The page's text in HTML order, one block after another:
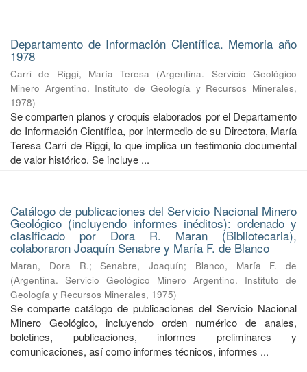
Departamento de Información Científica. Memoria año
1978
Carri de Riggi, María Teresa (Argentina. Servicio Geológico
Minero Argentino. Instituto de Geología y Recursos Minerales,
1978)
Se comparten planos y croquis elaborados por el Departamento
de Información Científica, por intermedio de su Directora, María
Teresa Carri de Riggi, lo que implica un testimonio documental
de valor histórico. Se incluye ...
Catálogo de publicaciones del Servicio Nacional Minero
Geológico (incluyendo informes inéditos): ordenado y
clasificado por Dora R. Maran (Bibliotecaria),
colaboraron Joaquín Senabre y María F. de Blanco
Maran, Dora R.;Senabre, Joaquín; Blanco, María F. de
(Argentina. Servicio Geológico Minero Argentino. Instituto de
Geología y Recursos Minerales, 1975)
Se comparte catálogo de publicaciones del Servicio Nacional
Minero Geológico, incluyendo orden numérico de anales,
boletines, publicaciones, informes preliminares y
comunicaciones, así como informes técnicos, informes ...